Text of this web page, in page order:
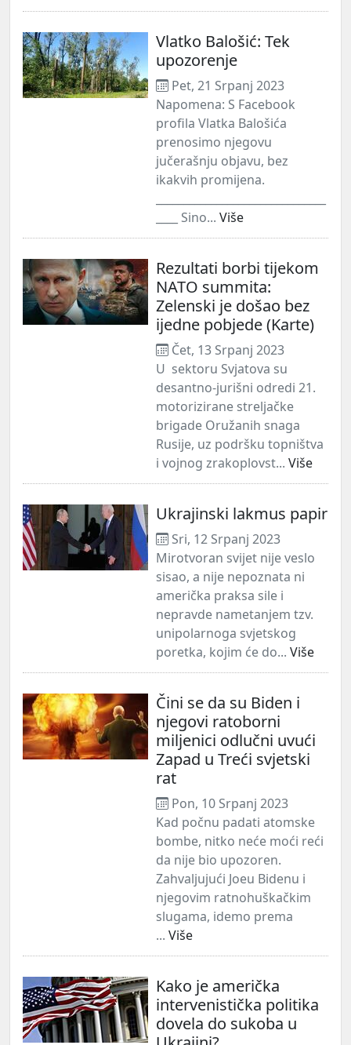
Vlatko Balošić: Tek
upozorenje
Pet, 21 Srpanj 2023
Napomena: S Facebook
profila Vlatka Balošića
prenosimo njegovu
jučerašnju objavu, bez
ikakvih promijena.
____ Sino... Više
Rezultati borbi tijekom
NATO summita:
Zelenski je došao bez
ijedne pobjede (Karte)
Čet, 13 Srpanj 2023
U sektoru Svjatova su
desantno-jurišni odredi 21.
motorizirane streljačke
brigade Oružanih snaga
Rusije, uz podršku topništva
i vojnog zrakoplovst... Više
Ukrajinski lakmus papir
Sri, 12 Srpanj 2023
Mirotvoran svijet nije veslo
sisao, a nije nepoznata ni
američka praksa sile i
nepravde nametanjem tzv.
unipolarnoga svjetskog
poretka, kojim će do... Više
Čini se da su Biden i
njegovi ratoborni
miljenici odlučni uvući
Zapad u Treći svjetski
rat
Pon, 10 Srpanj 2023
Kad počnu padati atomske
bombe, nitko neće moći reći
da nije bio upozoren.
Zahvaljujući Joeu Bidenu i
njegovim ratnohuškačkim
slugama, idemo prema
... Više
Kako je američka
intervenistička politika
dovela do sukoba u